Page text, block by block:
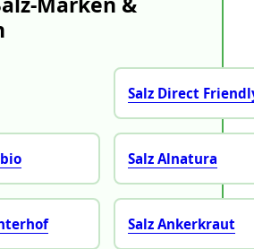
Salz Direct
Salz Alnatura
Salz Ankerkraut